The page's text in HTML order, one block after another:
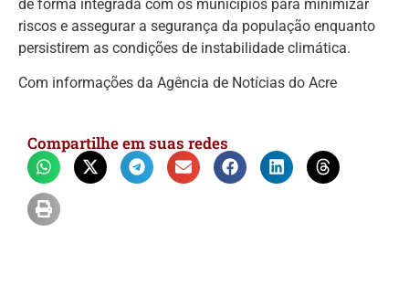
de forma integrada com os municípios para minimizar
riscos e assegurar a segurança da população enquanto
persistirem as condições de instabilidade climática.
Com informações da Agência de Notícias do Acre
Compartilhe em suas redes